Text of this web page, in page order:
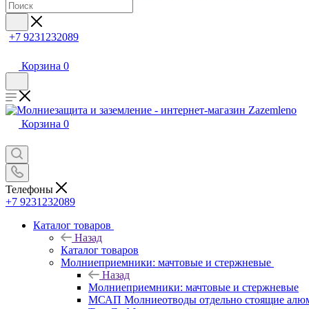
+7 9231232089
Корзина 0
Корзина 0
Телефоны
+7 9231232089
Каталог товаров
Назад
Каталог товаров
Молниеприемники: мачтовые и стержневые
Назад
Молниеприемники: мачтовые и стержневые
МСАП Молниеотводы отдельно стоящие